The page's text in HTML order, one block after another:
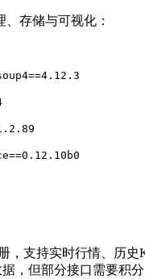
存储与可视化：
，支持实时行情、历
，但部分接口需要积